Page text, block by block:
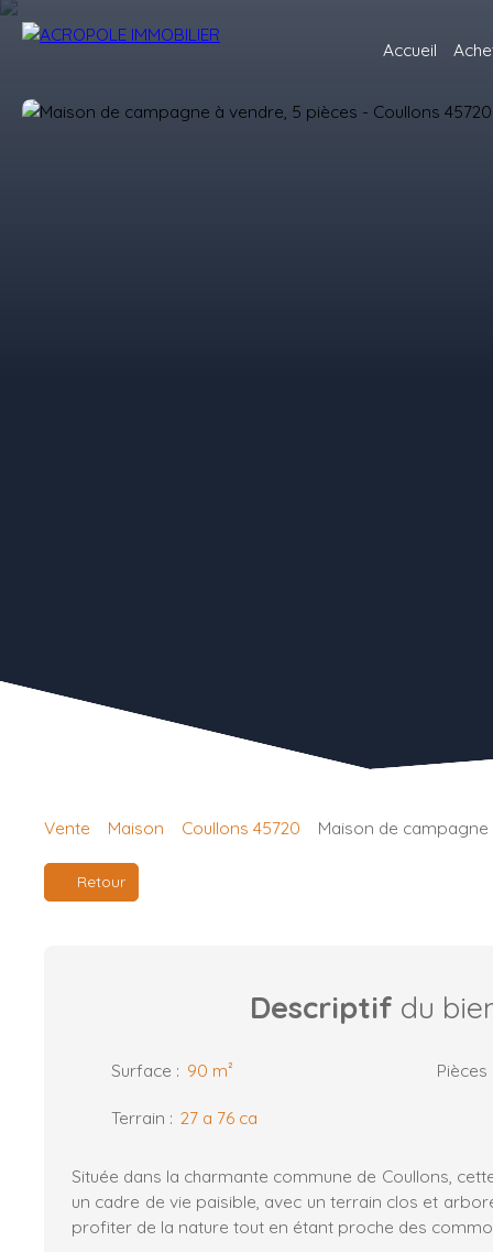
Accueil
Vente Maison Coullons 45720 Maison de
Retour
Descriptif du
Surface : 90 m² Pièces
Terrain : 27 a 76 ca
Située dans la charmante commune de Coullons,
un cadre de vie paisible, avec un terrain clos et
profiter de la nature tout en étant proche des